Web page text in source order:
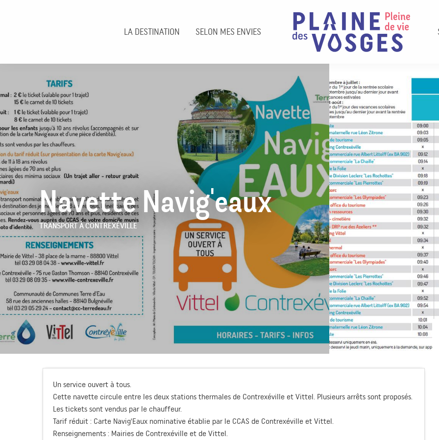
LA DESTINATION SELON MES ENVIES
Navette Navig'eaux
TRANSPORTÀ CONTREXÉVILLE
Un service ouvert à tous.
Cette navette circule entre les deux stations thermales de Contrexéville et Vittel. Plusieurs arrêts sont proposés.
Les tickets sont vendus par le chauffeur.
Tarif réduit : Carte Navig'Eaux nominative établie par le CCAS de Contrexéville et Vittel.
Renseignements : Mairies de Contrexéville et de Vittel.